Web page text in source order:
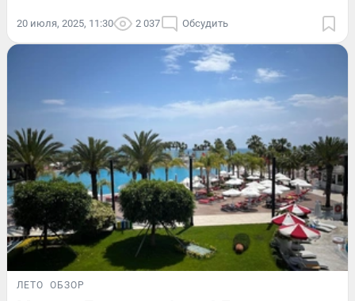
20 июля, 2025, 11:30 2 037 Обсудить
ЛЕТО ОБЗОР